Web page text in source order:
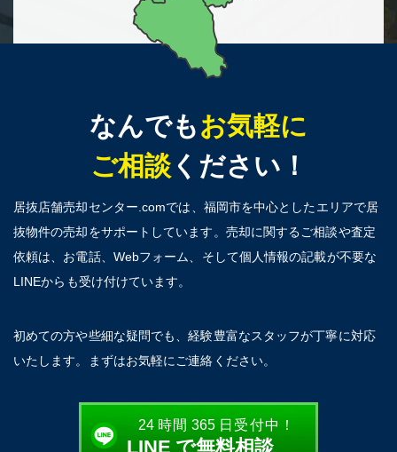
なんでもお気軽に
ご相談ください！
居抜店舗売却センター.comでは、福岡市を中心としたエリアで居
抜物件の売却をサポートしています。売却に関するご相談や査定
依頼は、お電話、Webフォーム、そして個人情報の記載が不要な
LINEからも受け付けています。
初めての方や些細な疑問でも、経験豊富なスタッフが丁寧に対応
いたします。まずはお気軽にご連絡ください。
24 時間 365 日受付中！
LINE で無料相談